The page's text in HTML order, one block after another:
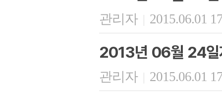
관리자 | 2015.06.01
2013년 06월 24일
관리자 | 2015.06.01